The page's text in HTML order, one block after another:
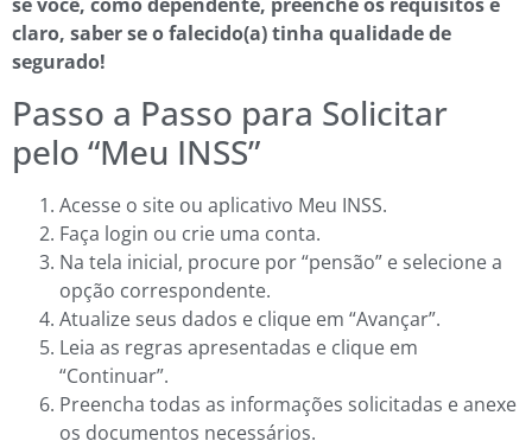
claro, saber se o falecido(a) tinha qualidade de
segurado!
Passo a Passo para Solicitar
pelo “Meu INSS”
Acesse o site ou aplicativo Meu INSS.
Faça login ou crie uma conta.
Na tela inicial, procure por “pensão” e selecione a
opção correspondente.
Atualize seus dados e clique em “Avançar”.
Leia as regras apresentadas e clique em
“Continuar”.
Preencha todas as informações solicitadas e anexe
os documentos necessários.